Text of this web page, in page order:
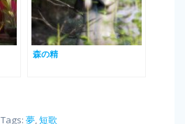
森の精
Tags: 夢,短歌